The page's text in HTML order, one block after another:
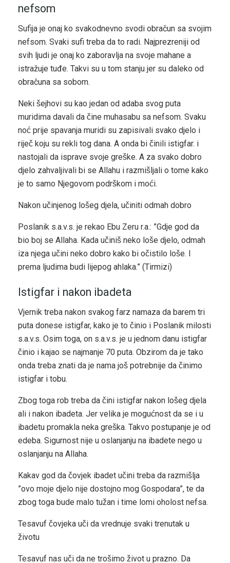
nefsom
Sufija je onaj ko svakodnevno svodi obračun sa svojim
nefsom. Svaki sufi treba da to radi. Najprezreniji od
svih ljudi je onaj ko zaboravlja na svoje mahane a
istražuje tuđe. Takvi su u tom stanju jer su daleko od
obračuna sa sobom.
Neki šejhovi su kao jedan od adaba svog puta
muridima davali da čine muhasabu sa nefsom. Svaku
noć prije spavanja muridi su zapisivali svako djelo i
riječ koju su rekli tog dana. A onda bi činili istigfar. i
nastojali da isprave svoje greške. A za svako dobro
djelo zahvaljivali bi se Allahu i razmišljali o tome kako
je to samo Njegovom podrškom i moći.
Nakon učinjenog lošeg djela, učiniti odmah dobro
Poslanik s.a.v.s. je rekao Ebu Zeru r.a.: ”Gdje god da
bio boj se Allaha. Kada učiniš neko loše djelo, odmah
iza njega učini neko dobro kako bi očistilo loše. I
prema ljudima budi lijepog ahlaka.” (Tirmizi)
Istigfar i nakon ibadeta
Vjernik treba nakon svakog farz namaza da barem tri
puta donese istigfar, kako je to činio i Poslanik milosti
s.a.v.s. Osim toga, on s.a.v.s. je u jednom danu istigfar
činio i kajao se najmanje 70 puta. Obzirom da je tako
onda treba znati da je nama još potrebnije da činimo
istigfar i tobu.
Zbog toga rob treba da čini istigfar nakon lošeg djela
ali i nakon ibadeta. Jer velika je mogućnost da se i u
ibadetu promakla neka greška. Takvo postupanje je od
edeba. Sigurnost nije u oslanjanju na ibadete nego u
oslanjanju na Allaha.
Kakav god da čovjek ibadet učini treba da razmišlja
”ovo moje djelo nije dostojno mog Gospodara”, te da
zbog toga bude malo tužan i time lomi oholost nefsa.
Tesavuf čovjeka uči da vrednuje svaki trenutak u
životu
Tesavuf nas uči da ne trošimo život u prazno. Da